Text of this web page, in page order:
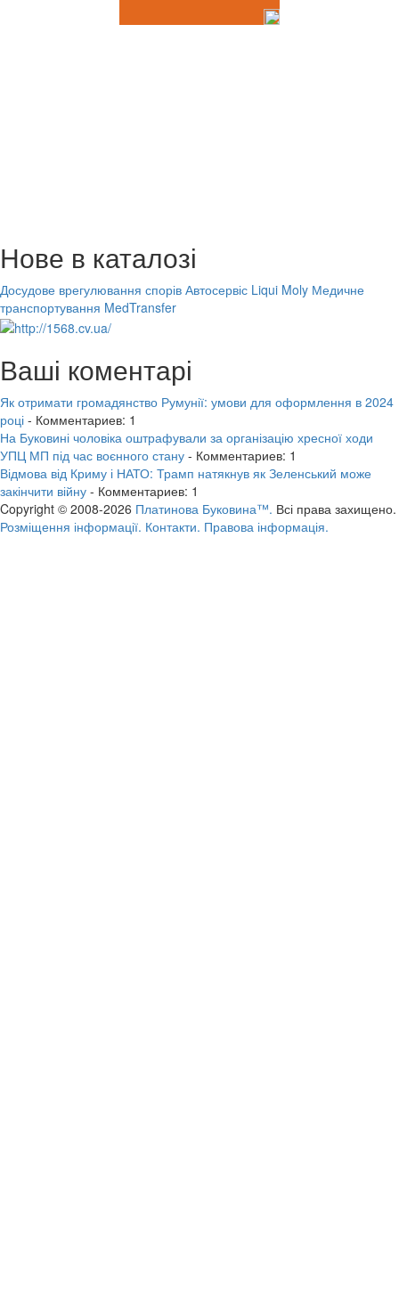
Нове в каталозі
Досудове врегулювання спорів Автосервіс Liqui Moly Медичне
транспортування MedTransfer
Ваші коментарі
Як отримати громадянство Румунії: умови для оформлення в 2024
році - Комментариев: 1
На Буковині чоловіка оштрафували за організацію хресної ходи
УПЦ МП під час воєнного стану - Комментариев: 1
Відмова від Криму і НАТО: Трамп натякнув як Зеленський може
закінчити війну - Комментариев: 1
Copyright © 2008-2026 Платинова Буковина™. Всі права захищено.
Розміщення інформації. Контакти. Правова інформація.